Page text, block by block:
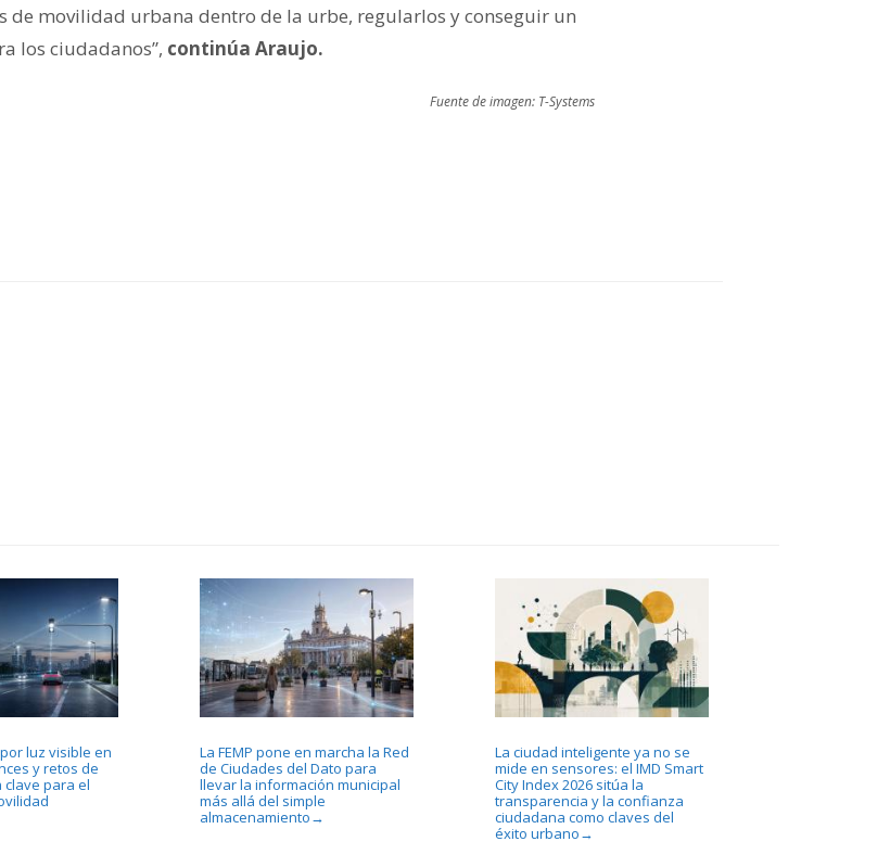
de movilidad urbana dentro de la urbe, regularlos y conseguir un
los ciudadanos”, continúa Araujo.
Fuente de imagen: T-Systems
luz visible en
y retos de
clave para el
La FEMP pone en marcha la Red
de Ciudades del Dato para
llevar la información municipal
más allá del simple
almacenamiento →
La ciudad inteligente ya no se
mide en sensores: el IMD Smart
City Index 2026 sitúa la
transparencia y la confianza
ciudadana como claves del
éxito urbano →